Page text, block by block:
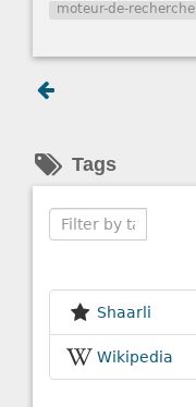
moteur-de-recherche
Tags
Shaarli
Wikipedia